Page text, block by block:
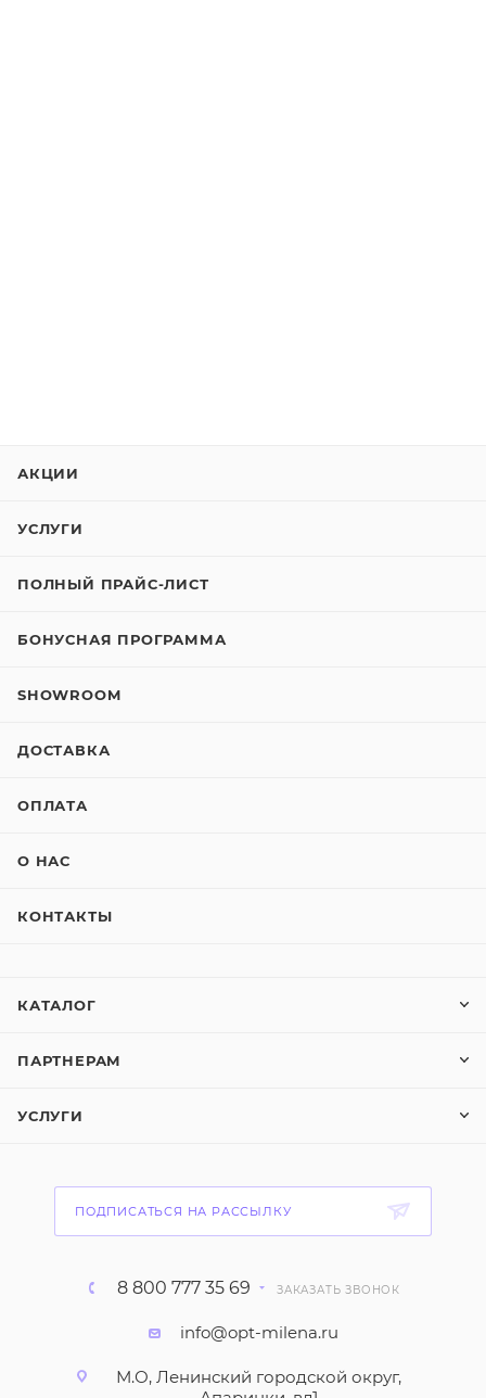
АКЦИИ
УСЛУГИ
ПОЛНЫЙ ПРАЙС-ЛИСТ
БОНУСНАЯ ПРОГРАММА
SHOWROOM
ДОСТАВКА
ОПЛАТА
О НАС
КОНТАКТЫ
КАТАЛОГ
ПАРТНЕРАМ
УСЛУГИ
ПОДПИСАТЬСЯ НА РАССЫЛКУ
8 800 777 35 69 ЗАКАЗАТЬ ЗВОНОК
info@opt-milena.ru
М.О, Ленинский городской округ,